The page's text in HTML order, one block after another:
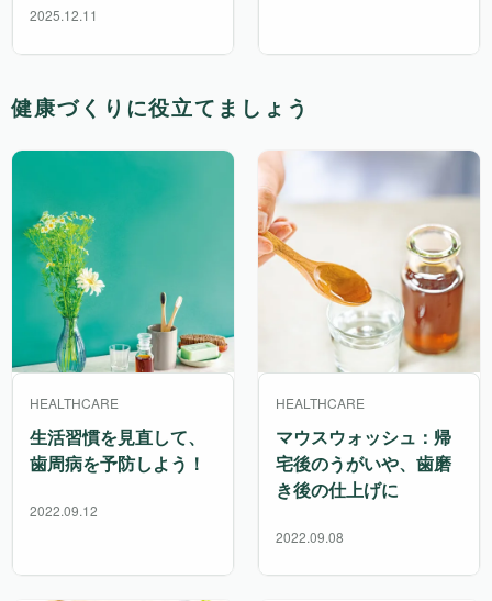
2025.12.11
健康づくりに役立てましょう
HEALTHCARE
生活習慣を見直して、
歯周病を予防しよう！
2022.09.12
HEALTHCARE
マウスウォッシュ：帰
宅後のうがいや、歯磨
き後の仕上げに
2022.09.08